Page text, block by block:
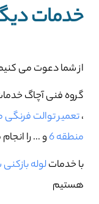
خدمات
از شما دعوت می
گروه فنی آچاگ
،تعمیر توالت فرنگی
منطقه 6
و … را
با خدماتلوله
هستیم